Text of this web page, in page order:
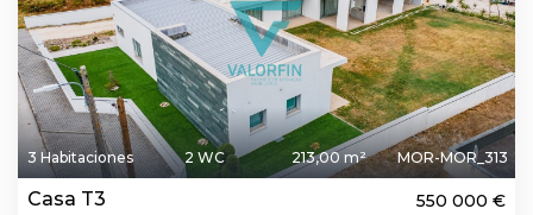
3 Habitaciones 2 WC 213,00 m² MOR-MOR_313
Casa T3 550 000 €